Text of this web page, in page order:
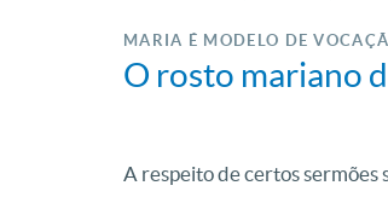
MARIA É MODELO DE
O rosto mariano
A respeito de certos sermões